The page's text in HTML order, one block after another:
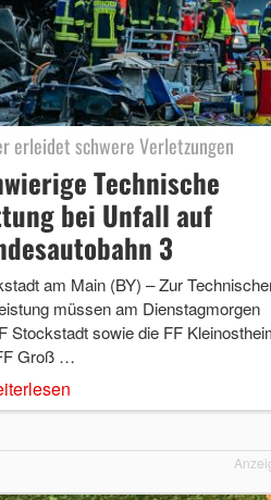
erleidet schwere Verletzungen
Technische
bei Unfall auf
3
am Main (BY) – Zur
müssen am Dienstagmorgen
Stockstadt sowie die FF
Groß …